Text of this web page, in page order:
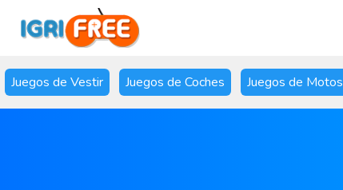
Juegos de Vestir Juegos de Coches Juegos de Motos